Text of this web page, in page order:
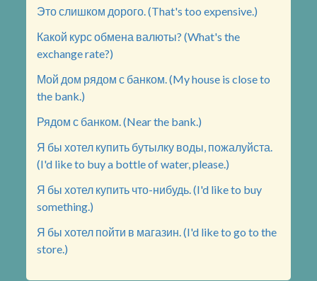
Это слишком дорого. (That's too expensive.)
Какой курс обмена валюты? (What's the
exchange rate?)
Мой дом рядом с банком. (My house is close to
the bank.)
Рядом с банком. (Near the bank.)
Я бы хотел купить бутылку воды, пожалуйста.
(I'd like to buy a bottle of water, please.)
Я бы хотел купить что-нибудь. (I'd like to buy
something.)
Я бы хотел пойти в магазин. (I'd like to go to the
store.)